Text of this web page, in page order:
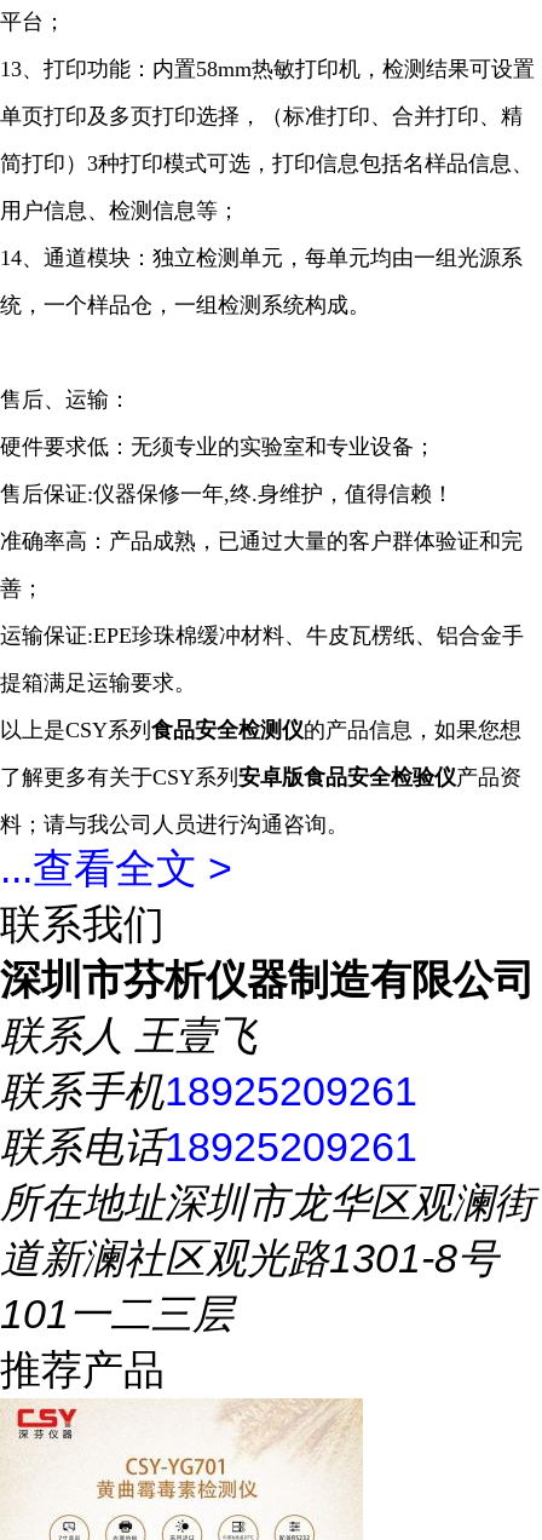
平台；
13、打印功能：内置58mm热敏打印机，检测结果可设置
单页打印及多页打印选择，（标准打印、合并打印、精
简打印）3种打印模式可选，打印信息包括名样品信息、
用户信息、检测信息等；
14、通道模块：独立检测单元，每单元均由一组光源系
统，一个样品仓，一组检测系统构成。
售后、运输：
硬件要求低：无须专业的实验室和专业设备；
售后保证:仪器保修一年,终.身维护，值得信赖！
准确率高：产品成熟，已通过大量的客户群体验证和完
善；
运输保证:EPE珍珠棉缓冲材料、牛皮瓦楞纸、铝合金手
提箱满足运输要求。
以上是CSY系列 食品安全检测仪的产品信息，如果您想
了解更多有关于CSY系列 安卓版食品安全检验仪产品资
料；请与我公司人员进行沟通咨询。
...查看全文 >
联系我们
深圳市芬析仪器制造有限公司
联系人 王壹飞
联系手机18925209261
联系电话18925209261
所在地址深圳市龙华区观澜街
道新澜社区观光路1301-8号
101一二三层
推荐产品